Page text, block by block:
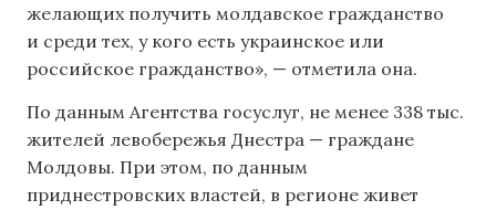
желающих получить молдавское гражданство
и среди тех, у кого есть украинское или
российское гражданство», — отметила она.
По данным Агентства госуслуг, не менее 338 тыс.
жителей левобережья Днестра — граждане
Молдовы. При этом, по данным
приднестровских властей, в регионе живет